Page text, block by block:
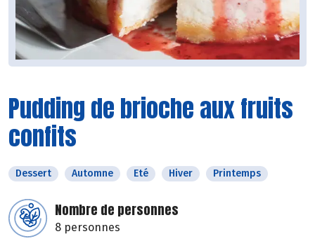
Pudding de brioche aux fruits
confits
Dessert Automne Eté Hiver Printemps
Nombre de personnes
8 personnes